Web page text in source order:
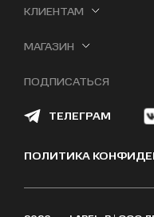
КЛИЕНТАМ
МАГАЗИН
ПОДПИСАТЬСЯ
ТЕЛЕГРАМ
ПОЛИТИКА